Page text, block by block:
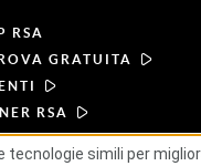
RSA
GRATUITA
RSA
tecnologie simili per